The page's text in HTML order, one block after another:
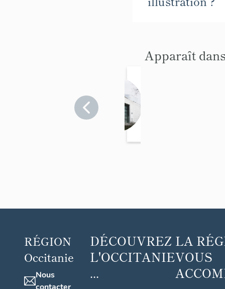
Apparaît
RÉGION
Occitanie
Nous
DÉCOUVREZ
L'OCCITANIE
...
LA
VOUS